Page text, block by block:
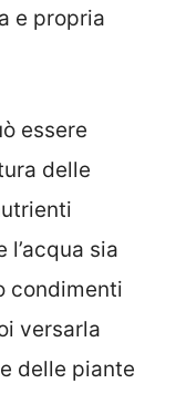
e propria
essere
delle
l’acqua sia
condimenti
versarla
delle piante